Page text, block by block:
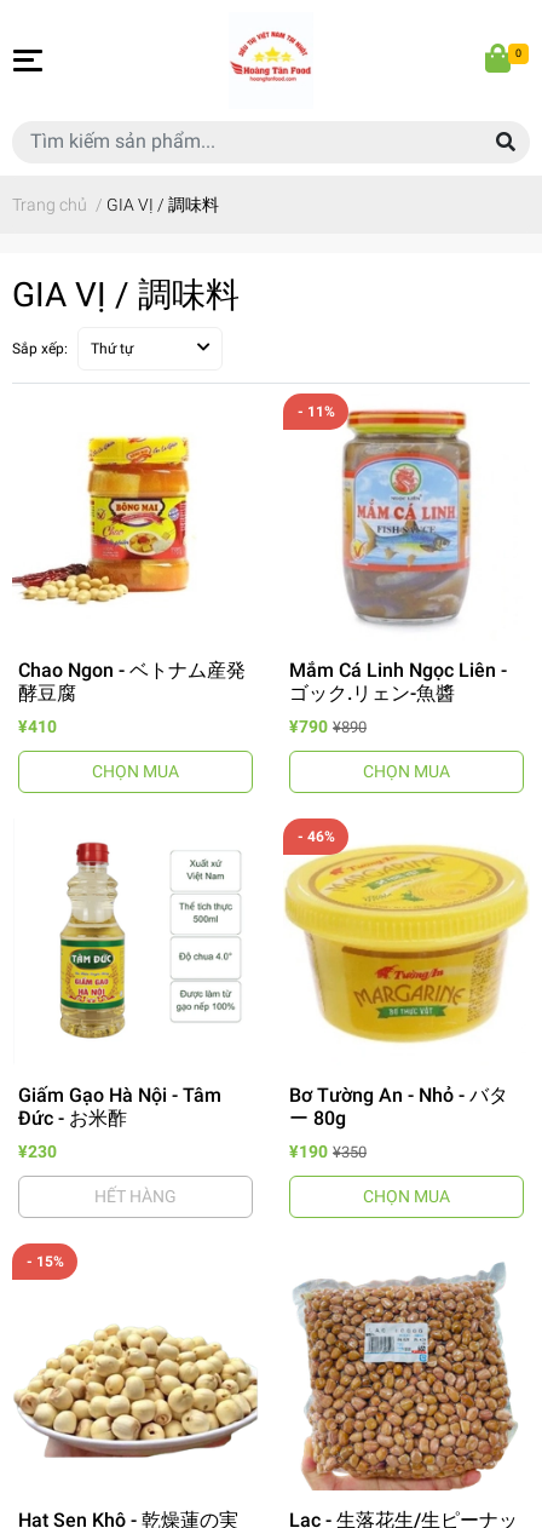
0
Trang chủ / GIA VỊ / 調味料
GIA VỊ / 調味料
Sắp xếp: Thứ tự
Chao Ngon - ベトナム産発
酵豆腐
¥410
CHỌN MUA
- 11%
Mắm Cá Linh Ngọc Liên -
ゴック.リェン-魚醬
¥790 ¥890
CHỌN MUA
Giấm Gạo Hà Nội - Tâm
Đức - お米酢
¥230
HẾT HÀNG
- 46%
Bơ Tường An - Nhỏ - バタ
ー 80g
¥190 ¥350
CHỌN MUA
- 15%
Hạt Sen Khô - 乾燥蓮の実
Lạc - 生落花生/生ピーナッ